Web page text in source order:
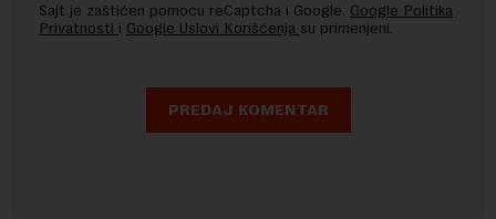
Sajt je zaštićen pomocu reCaptcha i Google. Google Politika
Privatnosti i Google Uslovi Korišćenja su primenjeni.